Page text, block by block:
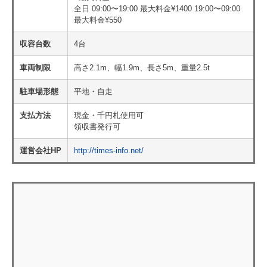
全日 09:00〜19:00 最大料金¥1400 19:00〜09:00
最大料金¥550
収容台数 4台
車両制限 高さ2.1m、幅1.9m、長さ5m、重量2.5t
駐車場形態 平地・自走
支払方法
現金・千円札使用可
領収書発行可
運営会社HP http://times-info.net/